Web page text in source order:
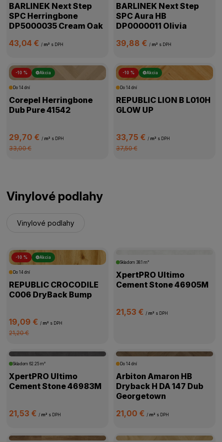
BARLINEK Next Step
SPC Herringbone
DP5000035 Cream Oak
43,04 €/ m² s DPH
BARLINEK Next Step
SPC Aura HB
DP0000011 Olivia
39,88 € / m² s DPH
-10 % Akcia
Do 14 dní
Corepel Herringbone
Dub Pure 41542
29,70 €/ m² s DPH
33,00 €
-10 % Akcia
Do 14 dní
REPUBLIC LION B L010H
GLOW UP
33,75 € / m² s DPH
37,50 €
Vinylové podlahy
Vinylové podlahy
-10 % Akcia
Do 14 dní
REPUBLIC CROCODILE
C006 DryBack Bump
19,09 €/ m² s DPH
21,20 €
Skladom 38.1 m²
XpertPRO Ultimo
Cement Stone 46905M
21,53 € / m² s DPH
Skladom62.25 m²
XpertPRO Ultimo
Cement Stone 46983M
21,53 €/ m² s DPH
Do 14 dní
Arbiton Amaron HB
Dryback H DA 147 Dub
Georgetown
21,00 € / m² s DPH